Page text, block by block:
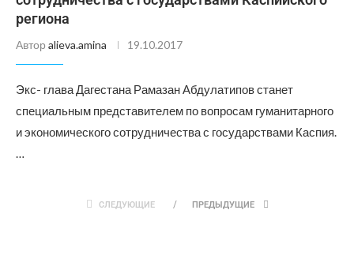
региона
Автор alieva.amina 19.10.2017
Экс- глава Дагестана Рамазан Абдулатипов станет
специальным представителем по вопросам гуманитарного
и экономического сотрудничества с государствами Каспия.
…
СЛЕДУЮЩИЕ ПРЕДЫДУЩИЕ